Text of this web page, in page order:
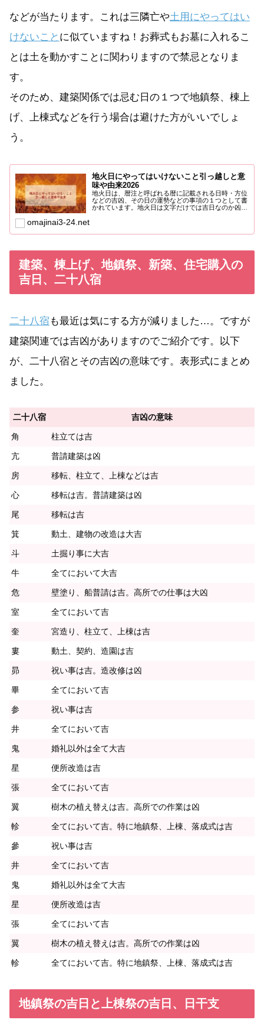
などが当たります。これは三隣亡や土用にやってはい
けないこと に似ていますね！お葬式もお墓に入れるこ
とは土を動かすことに関わりますので禁忌となりま
す。
そのため、建築関係では忌む日の１つで地鎮祭、棟上
げ、上棟式などを行う場合は避けた方がいいでしょ
う。
地火日にやってはいけないこと引っ越しと意
味や由来2026
地火日は、暦注と呼ばれる暦に記載される日時・方位
などの吉凶、その日の運勢などの事項の１つとして書
かれています。地火日は文字だけでは吉日なのか凶日
omajinai3-24.net
建築、棟上げ、地鎮祭、新築、住宅購入の
吉日、二十八宿
二十八宿 も最近は気にする方が減りました…。ですが
建築関連では吉凶がありますのでご紹介です。以下
が、二十八宿とその吉凶の意味です。表形式にまとめ
ました。
二十八宿 吉凶の意味
角 柱立ては吉
亢 普請建築は凶
房 移転、柱立て、上棟などは吉
心 移転は吉。普請建築は凶
尾 移転は吉
箕 動土、建物の改造は大吉
斗 土掘り事に大吉
牛 全てにおいて大吉
危 壁塗り、船普請は吉。高所での仕事は大凶
室 全てにおいて吉
奎 宮造り、柱立て、上棟は吉
婁 動土、契約、造園は吉
昴 祝い事は吉。造改修は凶
畢 全てにおいて吉
参 祝い事は吉
井 全てにおいて吉
鬼 婚礼以外は全て大吉
星 便所改造は吉
張 全てにおいて吉
翼 樹木の植え替えは吉。高所での作業は凶
軫 全てにおいて吉。特に地鎮祭、上棟、落成式は吉
參 祝い事は吉
井 全てにおいて吉
鬼 婚礼以外は全て大吉
星 便所改造は吉
張 全てにおいて吉
翼 樹木の植え替えは吉。高所での作業は凶
軫 全てにおいて吉。特に地鎮祭、上棟、落成式は吉
地鎮祭の吉日と上棟祭の吉日、日干支